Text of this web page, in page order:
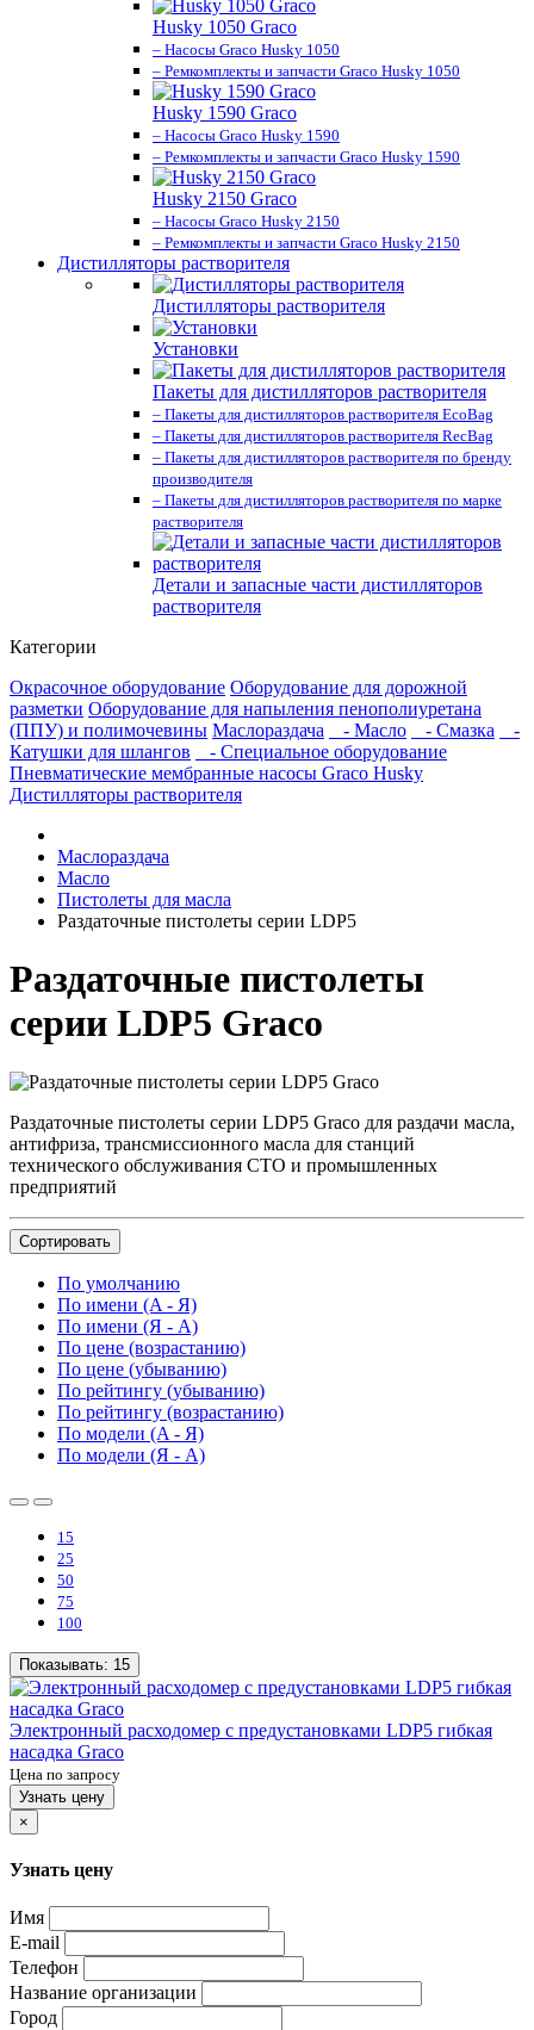
Husky 1050 Graco
– Насосы Graco Husky 1050
– Ремкомплекты и запчасти Graco Husky 1050
Husky 1590 Graco
– Насосы Graco Husky 1590
– Ремкомплекты и запчасти Graco Husky 1590
Husky 2150 Graco
– Насосы Graco Husky 2150
– Ремкомплекты и запчасти Graco Husky 2150
Дистилляторы растворителя
Дистилляторы растворителя
Установки
Пакеты для дистилляторов растворителя
– Пакеты для дистилляторов растворителя EcoBag
– Пакеты для дистилляторов растворителя RecBag
– Пакеты для дистилляторов растворителя по бренду
производителя
– Пакеты для дистилляторов растворителя по марке
растворителя
Детали и запасные части дистилляторов
растворителя
Категории
Окрасочное оборудование Оборудование для дорожной
разметки Оборудование для напыления пенополиуретана
(ППУ) и полимочевины Маслораздача - Масло - Смазка
-
Катушки для шлангов
- Специальное оборудование
Пневматические мембранные насосы Graco Husky
Дистилляторы растворителя
Маслораздача
Масло
Пистолеты для масла
Раздаточные пистолеты серии LDP5
Раздаточные пистолеты
серии LDP5 Graco
Раздаточные пистолеты серии LDP5 Graco для раздачи масла,
антифриза, трансмиссионного масла для станций
технического обслуживания СТО и промышленных
предприятий
Сортировать
По умолчанию
По имени (A - Я)
По имени (Я - A)
По цене (возрастанию)
По цене (убыванию)
По рейтингу (убыванию)
По рейтингу (возрастанию)
По модели (A - Я)
По модели (Я - A)
15
25
50
75
100
Показывать: 15
Электронный расходомер с предустановками LDP5 гибкая
насадка Graco
Цена по запросу
Узнать цену
×
Узнать цену
Имя
E-mail
Телефон
Название организации
Город